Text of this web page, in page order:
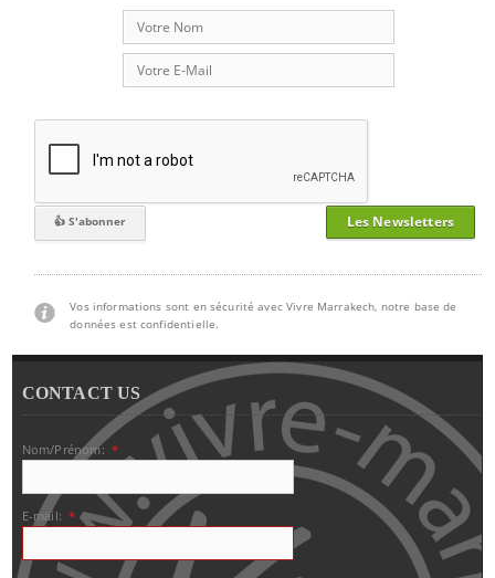
Les Newsletters
Vos informations sont en sécurité avec Vivre Marrakech, notre base de
données est confidentielle.
CONTACT US
Nom/Prénom: *
E-mail: *